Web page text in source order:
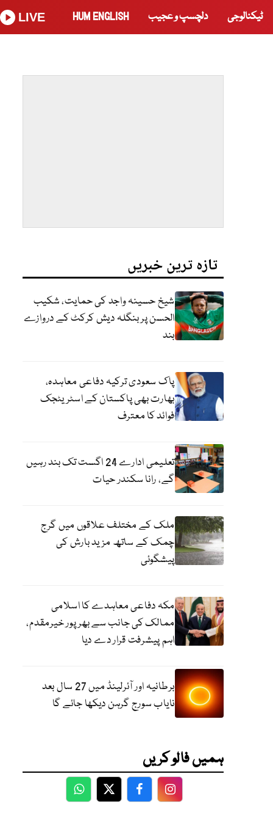
ٹیکنالوجی دلچسپ و عجیب HUM ENGLISH
LIVE
تازہ ترین خبریں
شیخ حسینہ واجد کی حمایت، شکیب
الحسن پر بنگلہ دیش کرکٹ کے دروازے
بند
پاک سعودی ترکیہ دفاعی معاہدہ،
بھارت بھی پاکستان کے اسٹریٹجک
فوائد کا معترف
تعلیمی ادارے 24 اگست تک بند رہیں
گے، رانا سکندر حیات
ملک کے مختلف علاقوں میں گرج
چمک کے ساتھ مزید بارش کی
پیشگوئی
مکہ دفاعی معاہدے کا اسلامی
ممالک کی جانب سے بھرپور خیرمقدم،
اہم پیشرفت قرار دے دیا
برطانیہ اور آئرلینڈ میں 27 سال بعد
نایاب سورج گرہن دیکھا جائے گا
ہمیں فالو کریں
WhatsApp
TwitterFacebookFacebook